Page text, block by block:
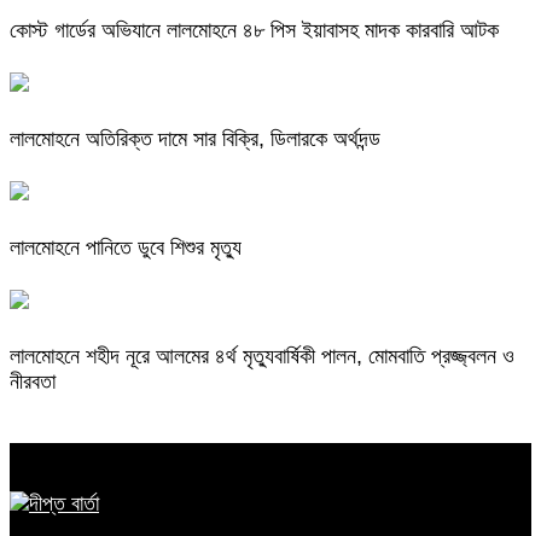
কোস্ট গার্ডের অভিযানে লালমোহনে ৪৮ পিস ইয়াবাসহ মাদক কারবারি আটক
লালমোহনে অতিরিক্ত দামে সার বিক্রি, ডিলারকে অর্থদন্ড
লালমোহনে পানিতে ডুবে শিশুর মৃত্যু
লালমোহনে শহীদ নূরে আলমের ৪র্থ মৃত্যুবার্ষিকী পালন, মোমবাতি প্রজ্জ্বলন ও
নীরবতা